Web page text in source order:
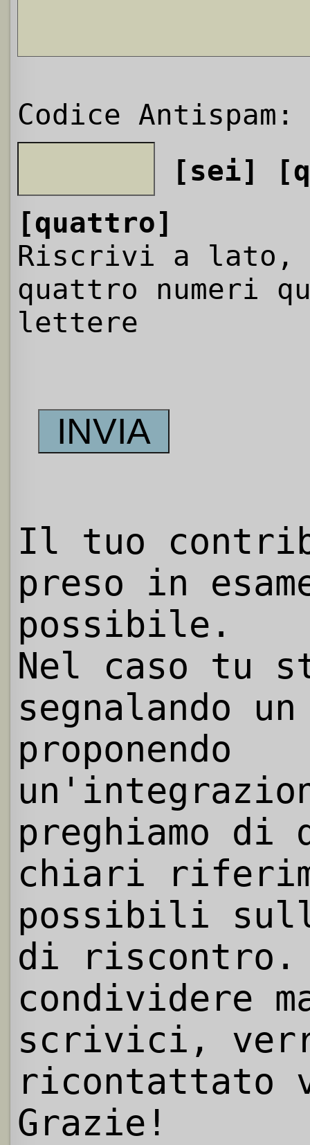
Codice Antispam:
[sei]
[quattro]
Riscrivi a
quattro numeri
lettere
Il tuo
preso in
possibile.
Nel caso tu
segnalando
proponendo
preghiamo
chiari
possibili
di riscontro.
condividere
scrivici,
ricontattato
Grazie!